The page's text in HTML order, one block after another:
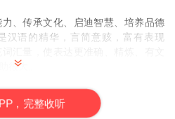
、传承文化、启迪智慧、培养品德
汉语的精华，言简意赅，富有表现
很大。
代的社会风貌、价值观念和道德规
感
P，完整收听